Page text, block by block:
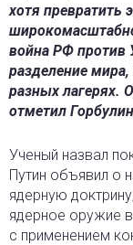
хотя превратить
война РФ против
разделение
разных лагерях.
отметил
Ученый назвал
Путин объявил о
ядерную
ядерное оружие
с применением